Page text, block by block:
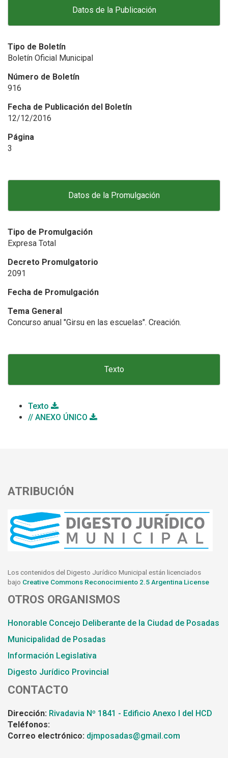
Datos de la Publicación
Tipo de Boletín
Boletín Oficial Municipal
Número de Boletín
916
Fecha de Publicación del Boletín
12/12/2016
Página
3
Datos de la Promulgación
Tipo de Promulgación
Expresa Total
Decreto Promulgatorio
2091
Fecha de Promulgación
Tema General
Concurso anual "Girsu en las escuelas". Creación.
Texto
Texto
// ANEXO ÚNICO
ATRIBUCIÓN
Los contenidos del Digesto Jurídico Municipal están licenciados
bajo Creative Commons Reconocimiento 2.5 Argentina License
OTROS ORGANISMOS
Honorable Concejo Deliberante de la Ciudad de Posadas
Municipalidad de Posadas
Información Legislativa
Digesto Jurídico Provincial
CONTACTO
Dirección: Rivadavia Nº 1841 - Edificio Anexo I del HCD
Teléfonos:
Correo electrónico: djmposadas@gmail.com